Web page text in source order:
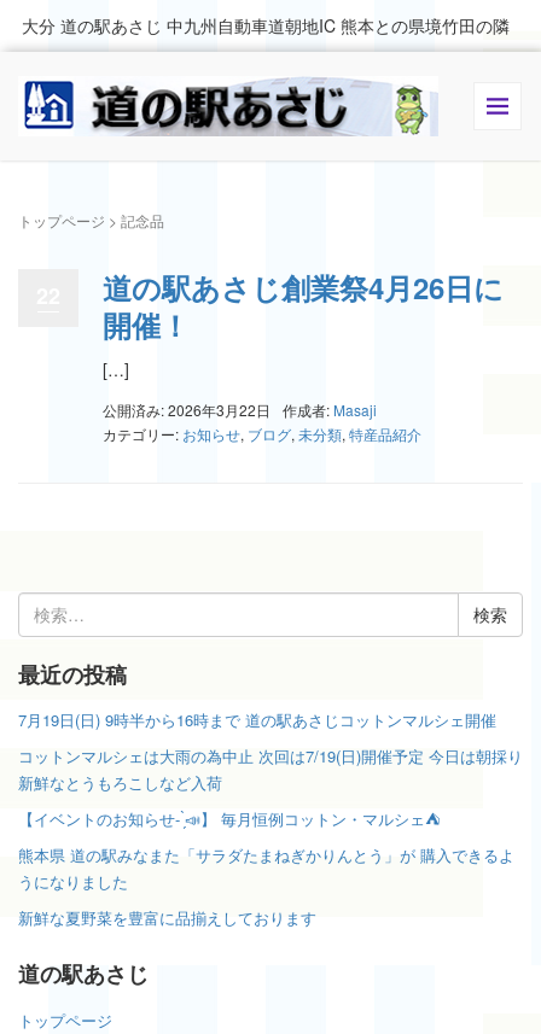
大分 道の駅あさじ 中九州自動車道朝地IC 熊本との県境竹田の隣
トップページ > 記念品
道の駅あさじ創業祭4月26日に
開催！
[…]
公開済み: 2026年3月22日 作成者: Masaji
カテゴリー: お知らせ, ブログ, 未分類, 特産品紹介
検
索:
最近の投稿
7月19日(日) 9時半から16時まで 道の駅あさじコットンマルシェ開催
コットンマルシェは大雨の為中止 次回は7/19(日)開催予定 今日は朝採り
新鮮なとうもろこしなど入荷
【イベントのお知らせ- ̗̀📣】 毎月恒例コットン・マルシェ⛺️
熊本県 道の駅みなまた「サラダたまねぎかりんとう」が 購入できるよ
うになりました
新鮮な夏野菜を豊富に品揃えしております
道の駅あさじ
トップページ